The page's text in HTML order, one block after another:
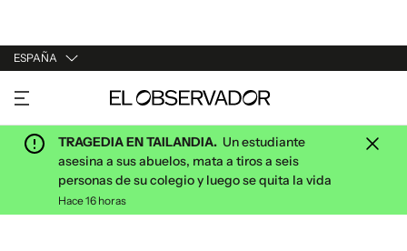
ESPAÑA
URUGUAY
ARGENTINA
ESPAÑA
ESTADOS UNIDOS
TRAGEDIA EN TAILANDIA. Un estudiante
asesina a sus abuelos, mata a tiros a seis
personas de su colegio y luego se quita la vida
Hace 16 horas